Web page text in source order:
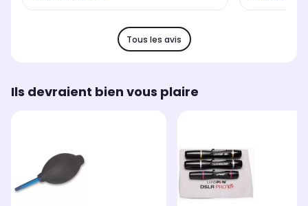
Tous les avis
Ils devraient bien vous plaire